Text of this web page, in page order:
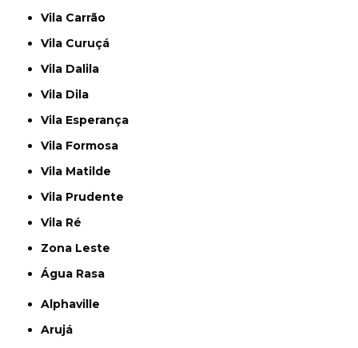
Vila Carrão
Vila Curuçá
Vila Dalila
Vila Dila
Vila Esperança
Vila Formosa
Vila Matilde
Vila Prudente
Vila Ré
Zona Leste
Água Rasa
Alphaville
Arujá